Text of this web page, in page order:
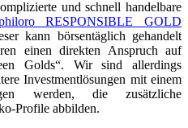
und schnell handelbare
RESPONSIBLE GOLD
kann börsentäglich gehandelt
einen direkten Anspruch auf
Golds“. Wir sind allerdings
Investmentlösungen mit einem
werden, die zusätzliche
Profile abbilden.